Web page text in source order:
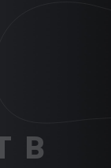
В